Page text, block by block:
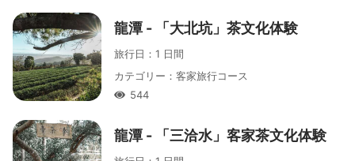
龍潭 - 「大北坑」茶文化体験
旅行日 ： 1 日間
カテゴリー ： 客家旅行コース
人氣544
龍潭 - 「三洽水」客家茶文化体験